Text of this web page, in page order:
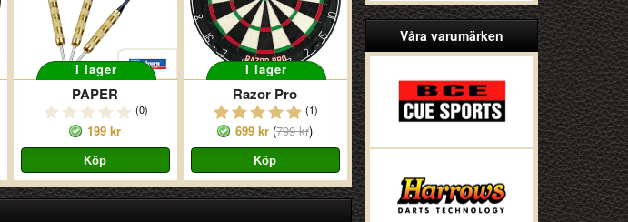
Våra varumärken
I lager
PAPER
(0)
199 kr
I lager
Razor Pro
(1)
699 kr (799 kr)